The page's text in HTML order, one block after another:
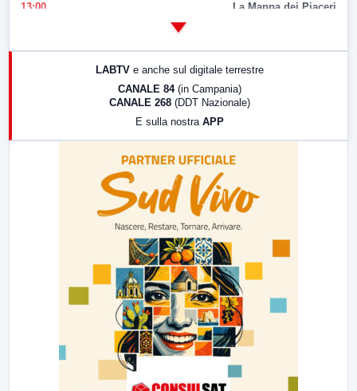
13:00 La Mappa dei Piaceri
LABTV e anche sul digitale terrestre
CANALE 84 (in Campania)
CANALE 268 (DDT Nazionale)
E sulla nostra APP